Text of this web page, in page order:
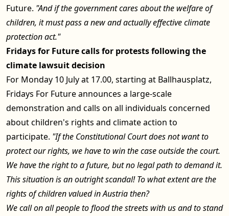
Future. "And if the government cares about the welfare of
children, it must pass a new and actually effective climate
protection act."
Fridays for Future calls for protests following the
climate lawsuit decision
For Monday 10 July at 17.00, starting at Ballhausplatz,
Fridays For Future announces a large-scale
demonstration and calls on all individuals concerned
about children's rights and climate action to
participate. "If the Constitutional Court does not want to
protect our rights, we have to win the case outside the court.
We have the right to a future, but no legal path to demand it.
This situation is an outright scandal! To what extent are the
rights of children valued in Austria then?
We call on all people to flood the streets with us and to stand